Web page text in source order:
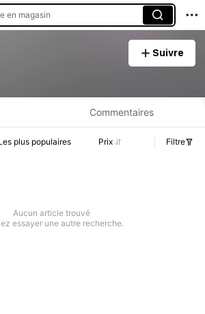
en magasin
Suivre
des prix, détails sur les ventes et le stock.
Commentaires
plus populaires Prix Filtre
Aucun article trouvé
essayer une autre recherche.